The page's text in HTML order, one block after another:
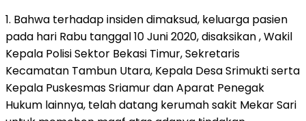
1. Bahwa terhadap insiden dimaksud, keluarga pasien
pada hari Rabu tanggal 10 Juni 2020, disaksikan , Wakil
Kepala Polisi Sektor Bekasi Timur, Sekretaris
Kecamatan Tambun Utara, Kepala Desa Srimukti serta
Kepala Puskesmas Sriamur dan Aparat Penegak
Hukum lainnya, telah datang kerumah sakit Mekar Sari